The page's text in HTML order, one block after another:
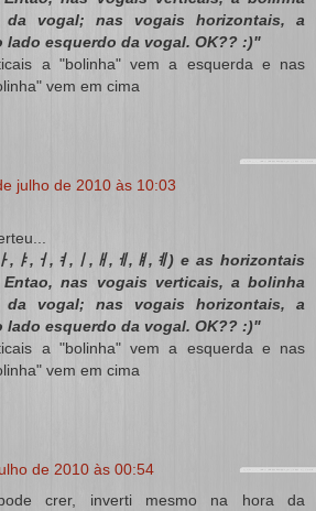
da vogal; nas vogais horizontais, a
lado esquerdo da vogal. OK?? :)"
a "bolinha" vem a esquerda e nas
vem em cima
julho de 2010 às 10:03
ㅑ,ㅓ,ㅕ,ㅣ,ㅐ,ㅔ,ㅒ,ㅖ) e as horizontais
Entao, nas vogais verticais, a bolinha
da vogal; nas vogais horizontais, a
lado esquerdo da vogal. OK?? :)"
a "bolinha" vem a esquerda e nas
vem em cima
de 2010 às 00:54
crer, inverti mesmo na hora da